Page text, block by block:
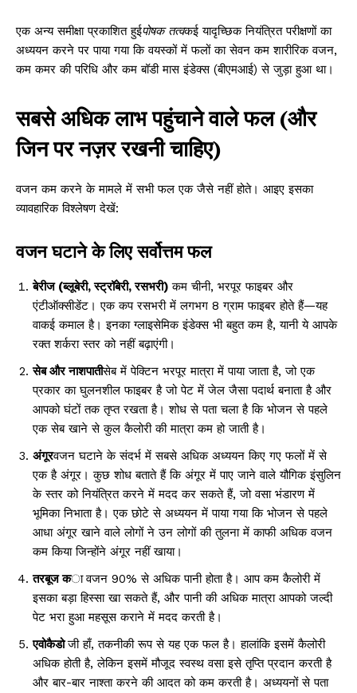
एक अन्य समीक्षा प्रकाशित हुईपोषक तत्वकई यादृच्छिक नियंत्रित परीक्षणों का
अध्ययन करने पर पाया गया कि वयस्कों में फलों का सेवन कम शारीरिक वजन,
कम कमर की परिधि और कम बॉडी मास इंडेक्स (बीएमआई) से जुड़ा हुआ था।
सबसे अधिक लाभ पहुंचाने वाले फल (और
जिन पर नज़र रखनी चाहिए)
वजन कम करने के मामले में सभी फल एक जैसे नहीं होते। आइए इसका
व्यावहारिक विश्लेषण देखें:
वजन घटाने के लिए सर्वोत्तम फल
बेरीज (ब्लूबेरी, स्ट्रॉबेरी, रसभरी)कम चीनी, भरपूर फाइबर और
एंटीऑक्सीडेंट। एक कप रसभरी में लगभग 8 ग्राम फाइबर होते हैं—यह
वाकई कमाल है। इनका ग्लाइसेमिक इंडेक्स भी बहुत कम है, यानी ये आपके
रक्त शर्करा स्तर को नहीं बढ़ाएंगी।
सेब और नाशपातीसेब में पेक्टिन भरपूर मात्रा में पाया जाता है, जो एक
प्रकार का घुलनशील फाइबर है जो पेट में जेल जैसा पदार्थ बनाता है और
आपको घंटों तक तृप्त रखता है। शोध से पता चला है कि भोजन से पहले
एक सेब खाने से कुल कैलोरी की मात्रा कम हो जाती है।
अंगूरवजन घटाने के संदर्भ में सबसे अधिक अध्ययन किए गए फलों में से
एक है अंगूर। कुछ शोध बताते हैं कि अंगूर में पाए जाने वाले यौगिक इंसुलिन
के स्तर को नियंत्रित करने में मदद कर सकते हैं, जो वसा भंडारण में
भूमिका निभाता है। एक छोटे से अध्ययन में पाया गया कि भोजन से पहले
आधा अंगूर खाने वाले लोगों ने उन लोगों की तुलना में काफी अधिक वजन
कम किया जिन्होंने अंगूर नहीं खाया।
तरबूज का वजन 90% से अधिक पानी होता है। आप कम कैलोरी में
इसका बड़ा हिस्सा खा सकते हैं, और पानी की अधिक मात्रा आपको जल्दी
पेट भरा हुआ महसूस कराने में मदद करती है।
एवोकैडोजी हाँ, तकनीकी रूप से यह एक फल है। हालांकि इसमें कैलोरी
अधिक होती है, लेकिन इसमें मौजूद स्वस्थ वसा इसे तृप्ति प्रदान करती है
और बार-बार नाश्ता करने की आदत को कम करती है। अध्ययनों से पता